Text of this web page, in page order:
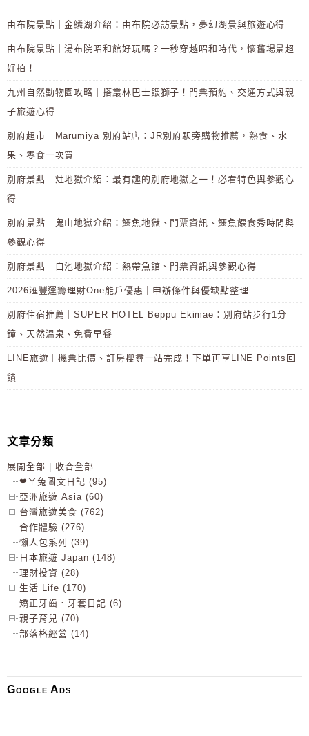
由布院景點｜金鱗湖介紹：由布院必訪景點，夢幻湖景與旅遊心得
由布院景點｜湯布院昭和館好玩嗎？一秒穿越昭和時代，懷舊場景超
好拍！
九州自然動物園攻略｜搭叢林巴士餵獅子！門票預約、交通方式與親
子旅遊心得
別府超市｜Marumiya 別府站店：JR別府駅旁購物推薦，熟食、水
果、零食一次買
別府景點｜灶地獄介紹：最有趣的別府地獄之一！必看特色與參觀心
得
別府景點｜鬼山地獄介紹：鱷魚地獄、門票資訊、鱷魚餵食秀時間與
參觀心得
別府景點｜白池地獄介紹：熱帶魚館、門票資訊與參觀心得
2026滙豐運籌理財One能戶優惠｜申辦條件與優缺點整理
別府住宿推薦｜SUPER HOTEL Beppu Ekimae：別府站步行1分
鐘、天然溫泉、免費早餐
LINE旅遊｜機票比價、訂房搜尋一站完成！下單再享LINE Points回
饋
文章分類
展開全部
收合全部
❤ㄚ兔圖文日記 (95)
亞洲旅遊 Asia (60)
台灣旅遊美食 (762)
合作體驗 (276)
懶人包系列 (39)
日本旅遊 Japan (148)
理財投資 (28)
生活 Life (170)
矯正牙齒．牙套日記 (6)
親子育兒 (70)
部落格經營 (14)
Google Ads